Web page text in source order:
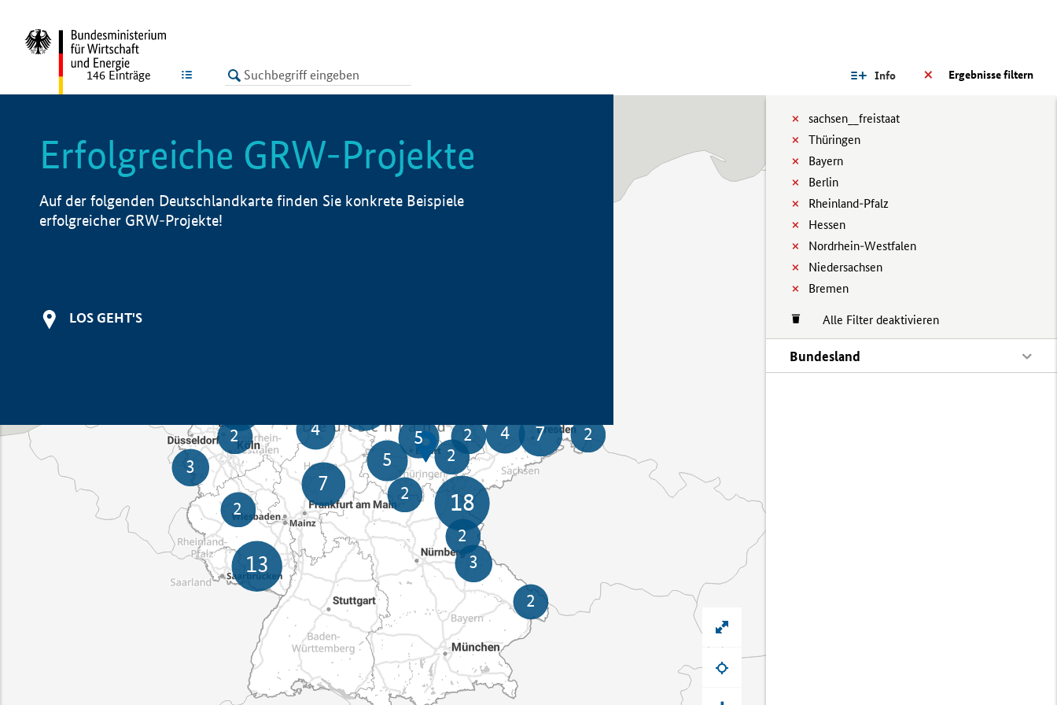
LISTE Ergebnisse filtern
Info
sachsen__freistaat
Thüringen
Bayern
Berlin
Rheinland-Pfalz
Hessen
Nordrhein-Westfalen
Niedersachsen
Bremen
Alle Filter deaktivieren
Bundesland
146 Einträge
Erfolgreiche GRW-Projekte
Auf der folgenden Deutschlandkarte finden Sie konkrete Beispiele
erfolgreicher GRW-Projekte!
LOS GEHT'S